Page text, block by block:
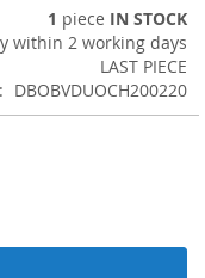
1 piece IN STOCK
within 2 working days
LAST PIECE
DBOBVDUOCH200220